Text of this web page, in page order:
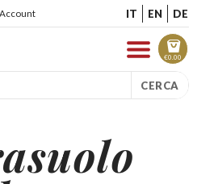
IT EN DE
€0.00
CERCA